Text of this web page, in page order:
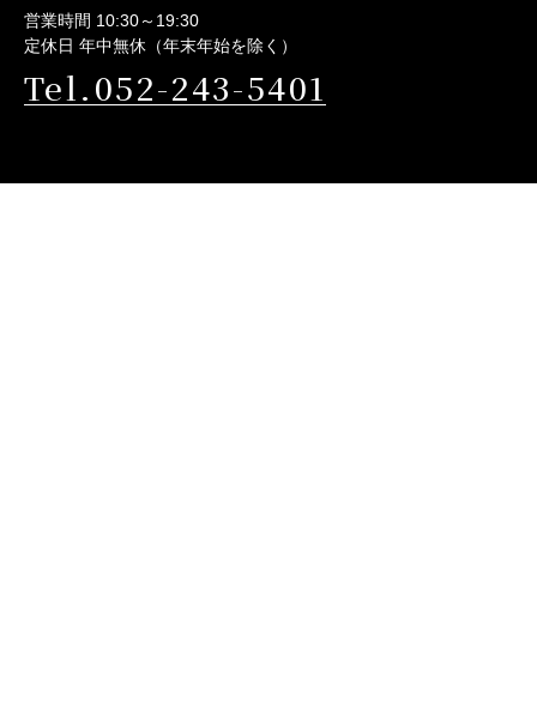
営業時間 10:30～19:30
定休日 年中無休（年末年始を除く）
Tel.052-243-5401